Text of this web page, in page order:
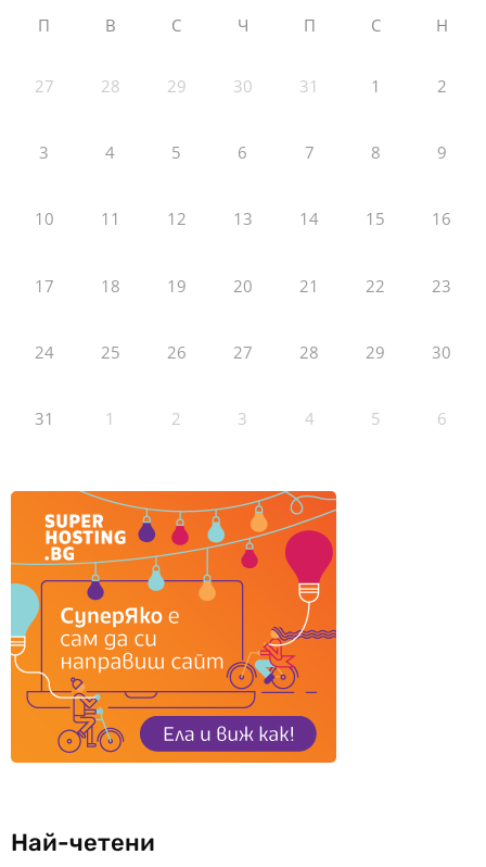
П В С Ч П С Н
27 28 29 30 31 1 2
3 4 5 6 7 8 9
10 11 12 13 14 15 16
17 18 19 20 21 22 23
24 25 26 27 28 29 30
31 1 2 3 4 5 6
Най-четени